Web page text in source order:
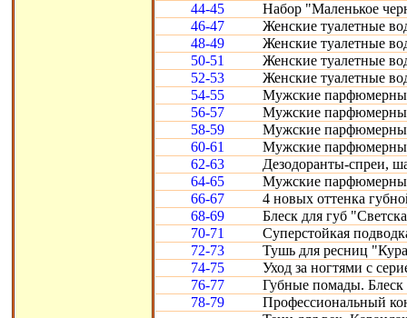
44-45
Набор "Маленькое
46-47
Женские туалетные
48-49
Женские туалетные
50-51
Женские туалетные
52-53
Женские туалетные
54-55
Мужские
56-57
Мужские
58-59
Мужские
60-61
Мужские
62-63
Дезодоранты-спреи,
64-65
Мужские
66-67
4 новых оттенка
68-69
Блеск для губ
70-71
Суперстойкая
72-73
Тушь для ресниц
74-75
Уход за ногтями с
76-77
Губные помады. Блеск
78-79
Профессиональный